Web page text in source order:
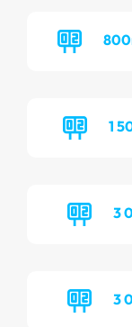
1
3
3